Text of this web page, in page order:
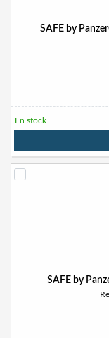
SAFE by
En stock
SAFE by